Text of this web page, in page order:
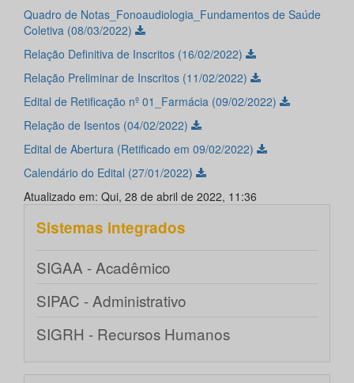
Quadro de Notas_Fonoaudiologia_Fundamentos de Saúde
Coletiva (08/03/2022)
Relação Definitiva de Inscritos (16/02/2022)
Relação Preliminar de Inscritos (11/02/2022)
Edital de Retificação nº 01_Farmácia (09/02/2022)
Relação de Isentos (04/02/2022)
Edital de Abertura (Retificado em 09/02/2022)
Calendário do Edital (27/01/2022)
Atualizado em: Qui, 28 de abril de 2022, 11:36
Sistemas integrados
SIGAA - Acadêmico
SIPAC - Administrativo
SIGRH - Recursos Humanos